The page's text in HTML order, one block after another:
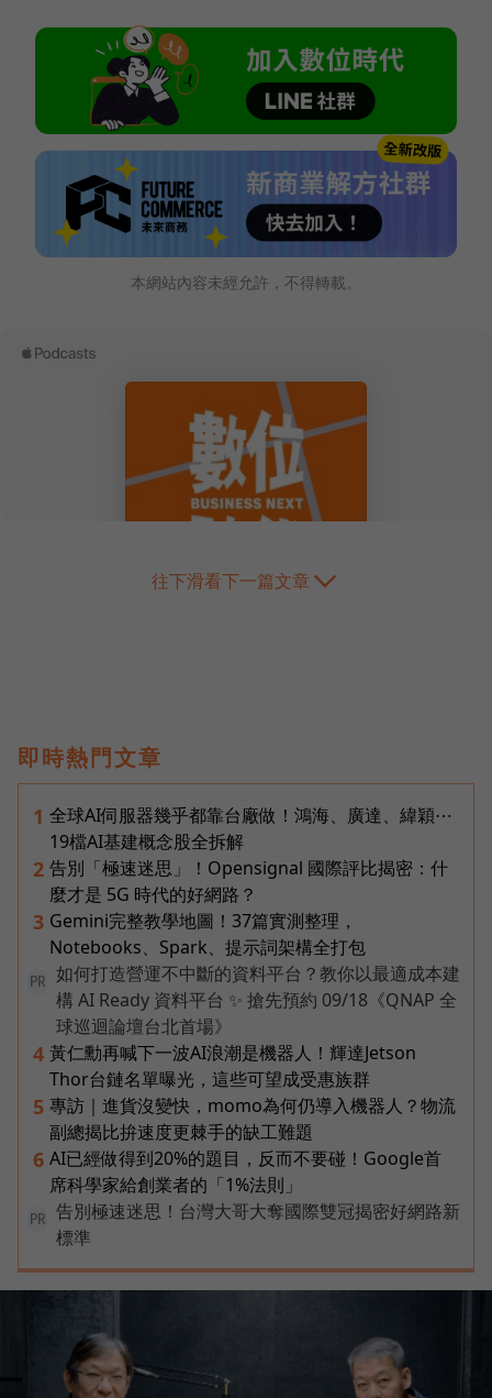
本網站內容未經允許，不得轉載。
往下滑看下一篇文章
即時熱門文章
1 全球AI伺服器幾乎都靠台廠做！鴻海、廣達、緯穎⋯
19檔AI基建概念股全拆解
2 告別「極速迷思」！Opensignal 國際評比揭密：什
麼才是 5G 時代的好網路？
3 Gemini完整教學地圖！37篇實測整理，
Notebooks、Spark、提示詞架構全打包
PR
如何打造營運不中斷的資料平台？教你以最適成本建
構 AI Ready 資料平台 ✨ 搶先預約 09/18《QNAP 全
球巡迴論壇台北首場》
4 黃仁勳再喊下一波AI浪潮是機器人！輝達Jetson
Thor台鏈名單曝光，這些可望成受惠族群
5 專訪｜進貨沒變快，momo為何仍導入機器人？物流
副總揭比拚速度更棘手的缺工難題
6 AI已經做得到20%的題目，反而不要碰！Google首
席科學家給創業者的「1%法則」
PR
告別極速迷思！台灣大哥大奪國際雙冠揭密好網路新
標準